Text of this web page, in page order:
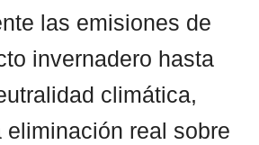
las emisiones de
invernadero hasta
climática,
eliminación real sobre